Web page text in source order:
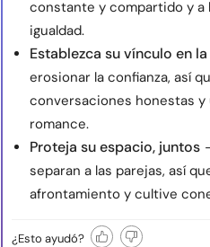
constante y compartido y
igualdad.
Establezca su vínculo en
erosionar la confianza, así
conversaciones honestas y
romance.
Proteja su espacio, juntos
separan a las parejas, así
afrontamiento y cultive
¿Esto ayudó?